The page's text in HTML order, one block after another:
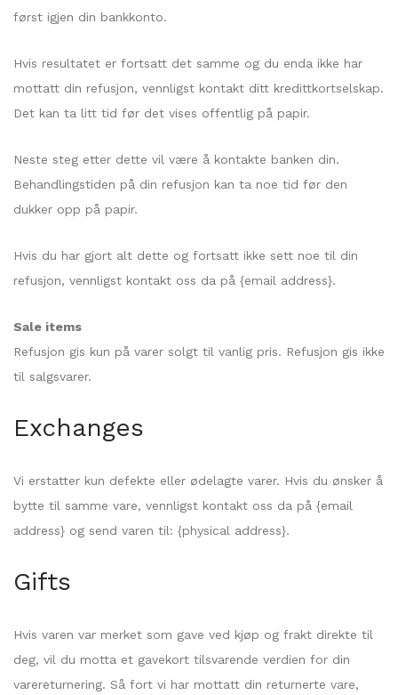
først igjen din bankkonto.
Hvis resultatet er fortsatt det samme og du enda ikke har
mottatt din refusjon, vennligst kontakt ditt kredittkortselskap.
Det kan ta litt tid før det vises offentlig på papir.
Neste steg etter dette vil være å kontakte banken din.
Behandlingstiden på din refusjon kan ta noe tid før den
dukker opp på papir.
Hvis du har gjort alt dette og fortsatt ikke sett noe til din
refusjon, vennligst kontakt oss da på {email address}.
Sale items
Refusjon gis kun på varer solgt til vanlig pris. Refusjon gis ikke
til salgsvarer.
Exchanges
Vi erstatter kun defekte eller ødelagte varer. Hvis du ønsker å
bytte til samme vare, vennligst kontakt oss da på {email
address} og send varen til: {physical address}.
Gifts
Hvis varen var merket som gave ved kjøp og frakt direkte til
deg, vil du motta et gavekort tilsvarende verdien for din
varereturnering. Så fort vi har mottatt din returnerte vare,